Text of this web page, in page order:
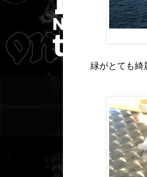
緑がとても綺